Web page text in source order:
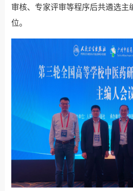
审核、专家评审等程序后共遴选主
位。